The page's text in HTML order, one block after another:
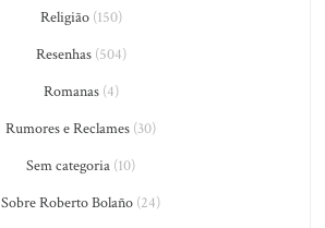
Religião(150)
Resenhas(504)
Romanas(4)
Rumores e Reclames (30)
Sem categoria (10)
Sobre Roberto Bolaño (24)